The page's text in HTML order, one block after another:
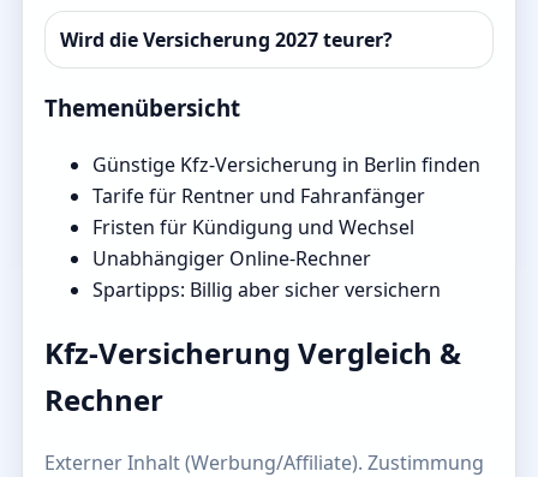
Wird die Versicherung 2027 teurer?
Themenübersicht
Günstige Kfz-Versicherung in Berlin finden
Tarife für Rentner und Fahranfänger
Fristen für Kündigung und Wechsel
Unabhängiger Online-Rechner
Spartipps: Billig aber sicher versichern
Kfz-Versicherung Vergleich &
Rechner
Externer Inhalt (Werbung/Affiliate). Zustimmung